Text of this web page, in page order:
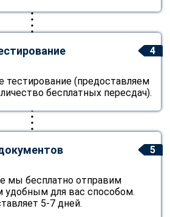
4
тестирование (предоставляем
бесплатных пересдач).
5
мы бесплатно отправим
для вас способом.
5-7 дней.